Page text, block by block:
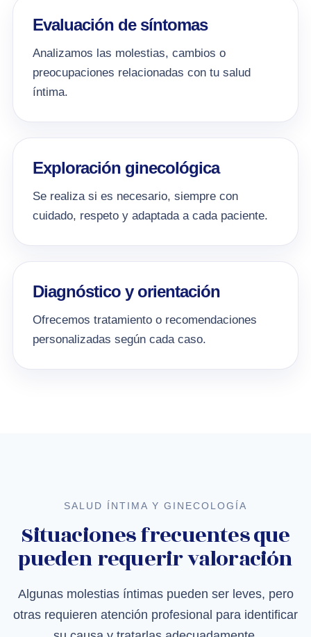
Evaluación de síntomas
Analizamos las molestias, cambios o
preocupaciones relacionadas con tu salud
íntima.
Exploración ginecológica
Se realiza si es necesario, siempre con
cuidado, respeto y adaptada a cada paciente.
Diagnóstico y orientación
Ofrecemos tratamiento o recomendaciones
personalizadas según cada caso.
SALUD ÍNTIMA Y GINECOLOGÍA
Situaciones frecuentes que
pueden requerir valoración
Algunas molestias íntimas pueden ser leves, pero
otras requieren atención profesional para identificar